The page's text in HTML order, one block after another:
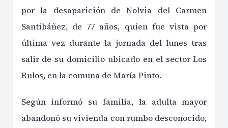
por la desaparición de Nolvia del Carmen
Santibáñez, de 77 años, quien fue vista por
última vez durante la jornada del lunes tras
salir de su domicilio ubicado en el sector Los
Rulos, en la comuna de María Pinto.
Según informó su familia, la adulta mayor
abandonó su vivienda con rumbo desconocido,